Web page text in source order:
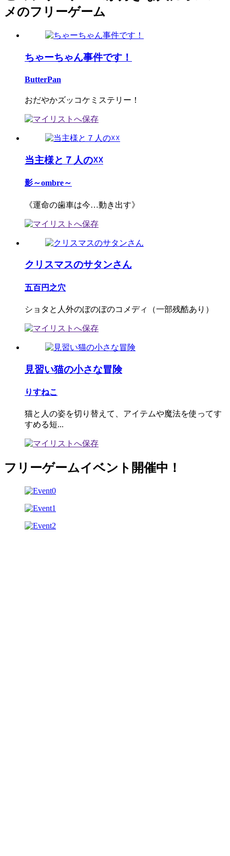
メのフリーゲーム
ちゃーちゃん事件です！
ButterPan
おだやかズッコケミステリー！
当主様と７人の☓☓
影～ombre～
《運命の歯車は今…動き出す》
クリスマスのサタンさん
五百円之穴
ショタと人外のぼのぼのコメディ（一部残酷あり）
見習い猫の小さな冒険
りすねこ
猫と人の姿を切り替えて、アイテムや魔法を使ってす
すめる短...
フリーゲームイベント開催中！